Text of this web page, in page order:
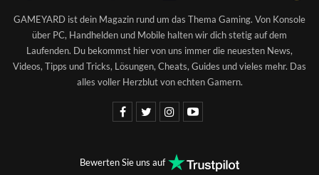
RED DEAD REDEMPTION 2 😈 008: Geil: First
Person ANBOXING
01:00:24
NARREN
54:26
Selters, alter Freund!
GAMEYARD ist dein Magazin rund um das Thema Gaming. Von Konsole
über PC, Handhelden und Mobile halten wir dich stetig auf dem
Laufenden. Du bekommst hier von uns immer die neuesten News,
Videos, Tipps und Tricks, Lösungen, Cheats, Guides und vieles mehr. Das
alles voller Herzblut von echten Gamern.
Bewerten Sie uns auf